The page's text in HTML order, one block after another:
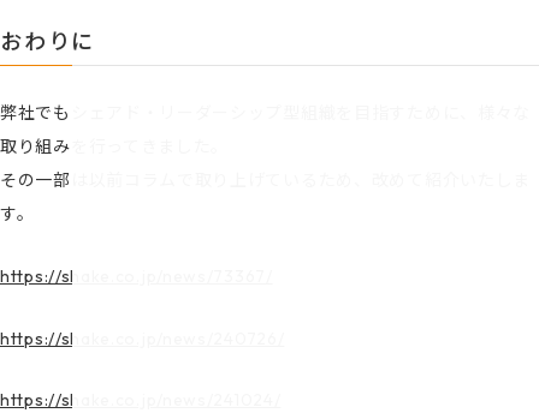
おわりに
弊社でもシェアド・リーダーシップ型組織を目指すために、様々な
取り組みを行ってきました。
その一部は以前コラムで取り上げているため、改めて紹介いたしま
す。
https://shake.co.jp/news/73367/
https://shake.co.jp/news/240726/
https://shake.co.jp/news/241024/